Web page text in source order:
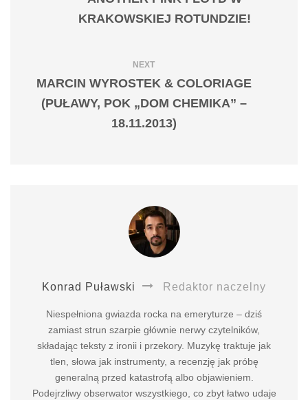
KRAKOWSKIEJ ROTUNDZIE!
NEXT
MARCIN WYROSTEK & COLORIAGE
(PUŁAWY, POK „DOM CHEMIKA” –
18.11.2013)
Konrad Puławski Redaktor naczelny
Niespełniona gwiazda rocka na emeryturze – dziś
zamiast strun szarpie głównie nerwy czytelników,
składając teksty z ironii i przekory. Muzykę traktuje jak
tlen, słowa jak instrumenty, a recenzję jak próbę
generalną przed katastrofą albo objawieniem.
Podejrzliwy obserwator wszystkiego, co zbyt łatwo udaje